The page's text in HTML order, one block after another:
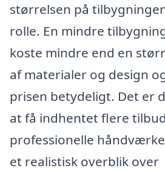
størrelsen på
rolle. En mindre
koste mindre end en
af materialer og design
prisen betydeligt. Det er
at få indhentet flere
professionelle
et realistisk overblik over